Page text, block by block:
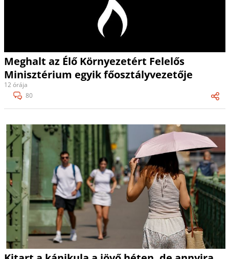
Meghalt az Élő Környezetért Felelős
Minisztérium egyik főosztályvezetője
12 órája
80